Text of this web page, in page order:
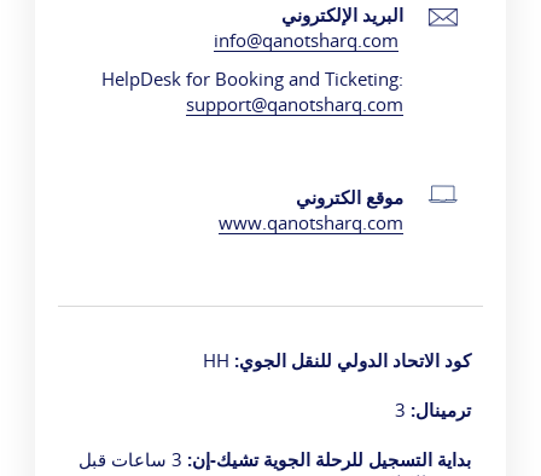
البريد الإلكتروني
info@qanotsharq.com
HelpDesk for Booking and Ticketing:
support@qanotsharq.com
موقع الكتروني
www.qanotsharq.com
كود الاتحاد الدولي للنقل الجوي:
ترمينال: 3
بداية التسجيل للرحلة الجوية تشيك-إن:
3 ساعات قبل